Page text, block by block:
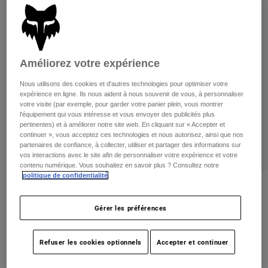
Pants
Goggles
Guards & Protection
Gloves
Jackets & Hydration Vests
Base Layers
Gear Bags
Replacement Parts
Shorts
Pants
Pads & Protection
Jackets
Gloves
Goggles
Base Layers
Bottles & Hydration Packs
Socks
Pants
Shorts
Swim
Tout acheter
Womens
Hats
Shirts
Sweatshirts
Shorts
Tout acheter
Price reduced from
59,95 C$to41,98 C$ 29% OFF
Améliorez votre expérience
Nous utilisons des cookies et d'autres technologies pour optimiser votre
expérience en ligne. Ils nous aident à nous souvenir de vous, à personnaliser
votre visite (par exemple, pour garder votre panier plein, vous montrer
l'équipement qui vous intéresse et vous envoyer des publicités plus
pertinentes) et à améliorer notre site web. En cliquant sur « Accepter et
continuer », vous acceptez ces technologies et nous autorisez, ainsi que nos
partenaires de confiance, à collecter, utiliser et partager des informations sur
vos interactions avec le site afin de personnaliser votre expérience et votre
contenu numérique. Vous souhaitez en savoir plus ? Consultez notre
politique de confidentialité
Gérer les préférences
Refuser les cookies optionnels Accepter et continuer